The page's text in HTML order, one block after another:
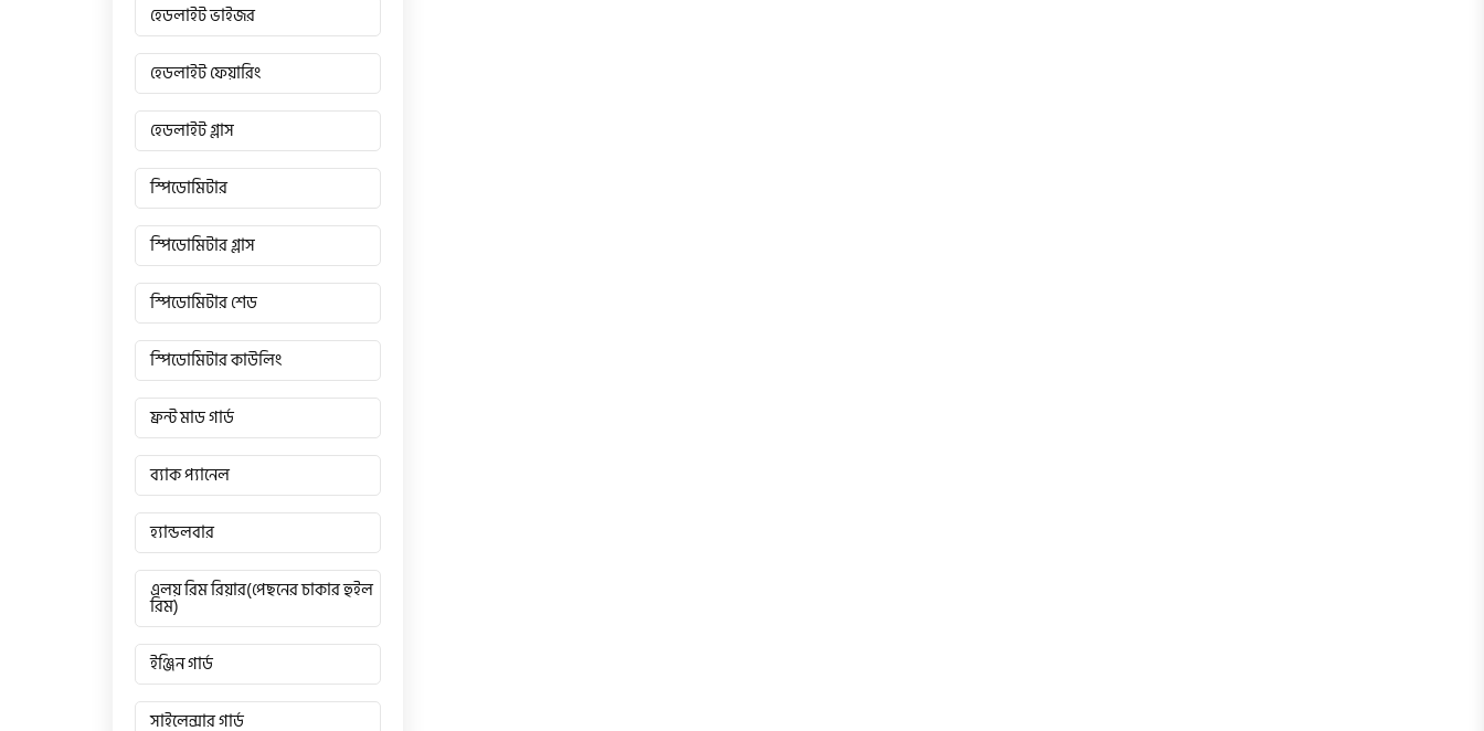
হেডলাইট ভাইজর
হেডলাইট ফেয়ারিং
হেডলাইট গ্লাস
স্পিডোমিটার
স্পিডোমিটার গ্লাস
স্পিডোমিটার শেড
স্পিডোমিটার কাউলিং
ফ্রন্ট মাড গার্ড
ব্যাক প্যানেল
হ্যান্ডলবার
এলয় রিম রিয়ার(পেছনের চাকার হুইল
রিম)
ইঞ্জিন গার্ড
সাইলেন্সার গার্ড